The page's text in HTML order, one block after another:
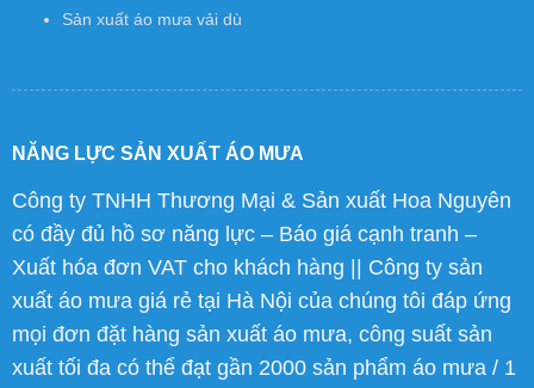
Sản xuất áo mưa vải dù
NĂNG LỰC SẢN XUẤT ÁO MƯA
Công ty TNHH Thương Mại & Sản xuất Hoa Nguyên
có đầy đủ hồ sơ năng lực – Báo giá cạnh tranh –
Xuất hóa đơn VAT cho khách hàng || Công ty sản
xuất áo mưa giá rẻ tại Hà Nội của chúng tôi đáp ứng
mọi đơn đặt hàng sản xuất áo mưa, công suất sản
xuất tối đa có thể đạt gần 2000 sản phẩm áo mưa / 1